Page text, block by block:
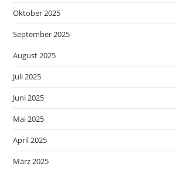
Oktober 2025
September 2025
August 2025
Juli 2025
Juni 2025
Mai 2025
April 2025
März 2025